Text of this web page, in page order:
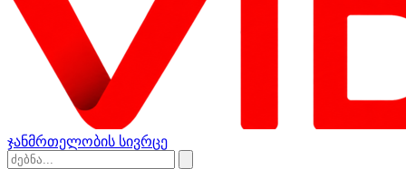
ჯანმრთელობის სივრცე